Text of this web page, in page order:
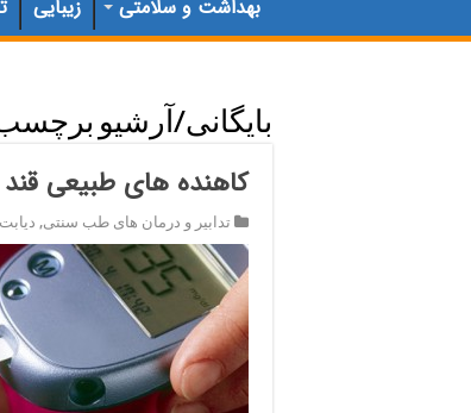
بهداشت و سلامتی زیبایی
بایگانی/آرشیو
کاهنده های طبیعی
تدابیر و درمان های طب سنتی,